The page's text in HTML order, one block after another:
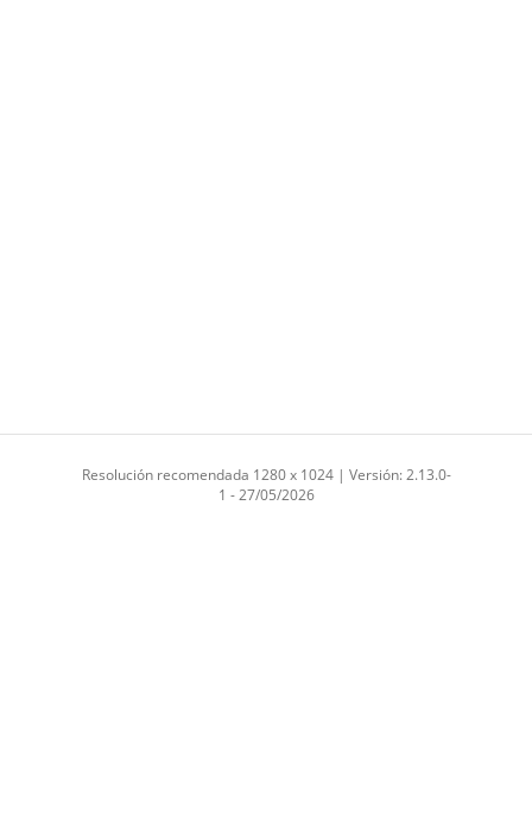
Resolución recomendada 1280 x 1024 | Versión: 2.13.0-
1 - 27/05/2026